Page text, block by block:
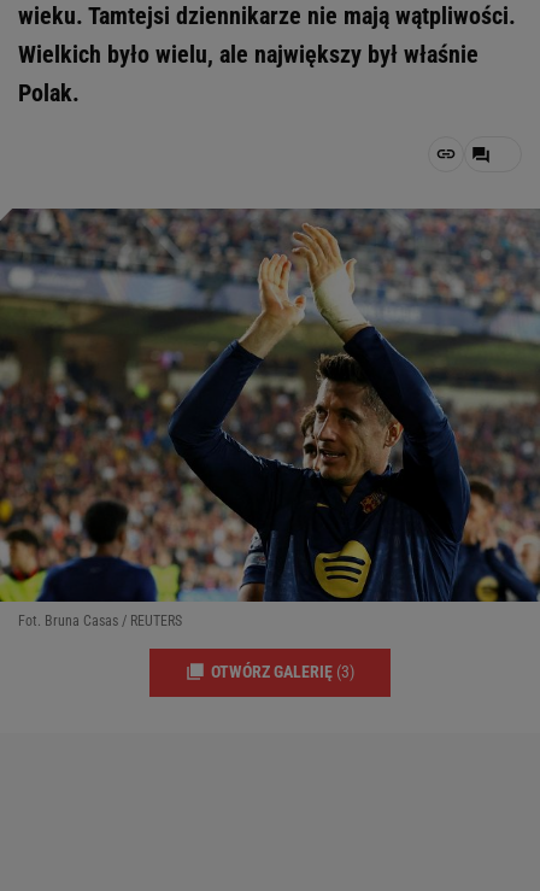
wieku. Tamtejsi dziennikarze nie mają wątpliwości.
Wielkich było wielu, ale największy był właśnie
Polak.
Fot. Bruna Casas / REUTERS
OTWÓRZ GALERIĘ (3)